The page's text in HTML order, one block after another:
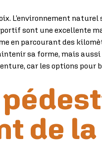
L’environnement
sont une excellente
en parcourant des
sa forme, mais
car les options pour
de